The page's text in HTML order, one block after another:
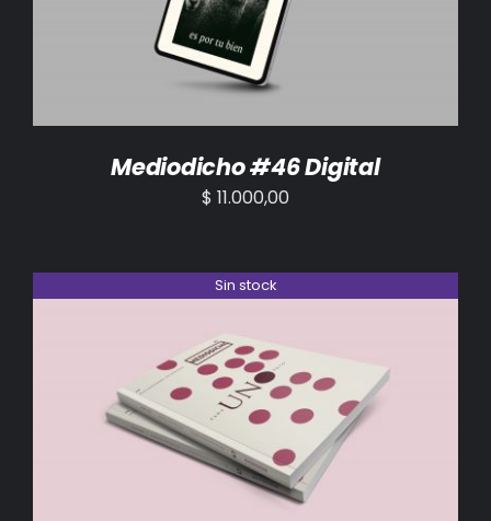
Mediodicho #46 Digital
$ 11.000,00
Sin stock
DETALLES